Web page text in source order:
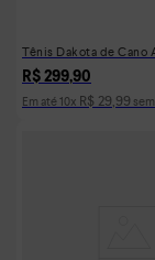
Tênis Dakota de Cano
R$ 299,90
Em até 10x R$ 29,99